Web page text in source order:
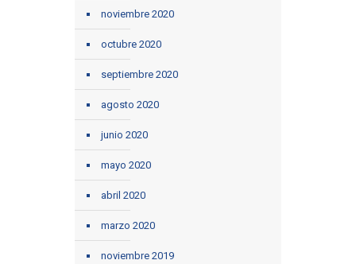
noviembre 2020
octubre 2020
septiembre 2020
agosto 2020
junio 2020
mayo 2020
abril 2020
marzo 2020
noviembre 2019